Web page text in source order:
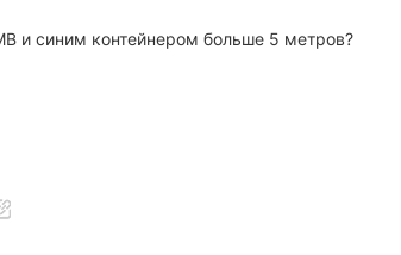
и синим контейнером больше 5 метров?